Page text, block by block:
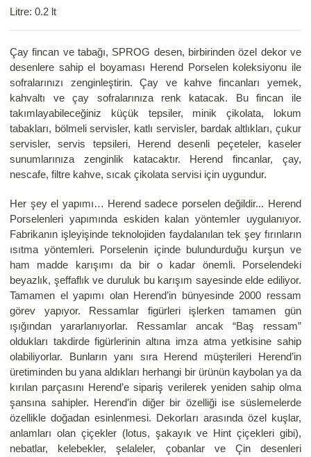
Litre: 0.2 lt
Çay fincan ve tabağı, SPROG desen, birbirinden özel dekor ve
desenlere sahip el boyaması Herend Porselen koleksiyonu ile
sofralarınızı zenginleştirin. Çay ve kahve fincanları yemek,
kahvaltı ve çay sofralarınıza renk katacak. Bu fincan ile
takımlayabileceğiniz küçük tepsiler, minik çikolata, lokum
tabakları, bölmeli servisler, katlı servisler, bardak altlıkları, çukur
servisler, servis tepsileri, Herend desenli peçeteler, kaseler
sunumlarınıza zenginlik katacaktır. Herend fincanlar, çay,
nescafe, filtre kahve, sıcak çikolata servisi için uygundur.
Her şey el yapımı… Herend sadece porselen değildir... Herend
Porselenleri yapımında eskiden kalan yöntemler uygulanıyor.
Fabrikanın işleyişinde teknolojiden faydalanılan tek şey fırınların
ısıtma yöntemleri. Porselenin içinde bulundurduğu kurşun ve
ham madde karışımı da bir o kadar önemli. Porselendeki
beyazlık, şeffaflık ve duruluk bu karışım sayesinde elde ediliyor.
Tamamen el yapımı olan Herend’in bünyesinde 2000 ressam
görev yapıyor. Ressamlar figürleri işlerken tamamen gün
ışığından yararlanıyorlar. Ressamlar ancak “Baş ressam”
oldukları takdirde figürlerinin altına imza atma yetkisine sahip
olabiliyorlar. Bunların yanı sıra Herend müşterileri Herend’in
üretiminden bu yana aldıkları herhangi bir ürünün kaybolan ya da
kırılan parçasını Herend’e sipariş verilerek yeniden sahip olma
şansına sahipler. Herend’in diğer bir özelliği ise süslemelerde
özellikle doğadan esinlenmesi. Dekorları arasında özel kuşlar,
anlamları olan çiçekler (lotus, şakayık ve Hint çiçekleri gibi),
nebatlar, kelebekler, şelaleler, çobanlar ve Çin desenleri